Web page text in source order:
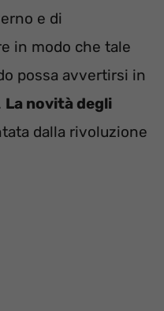
e di
in modo che tale
possa avvertirsi in
La novità degli
dalla rivoluzione